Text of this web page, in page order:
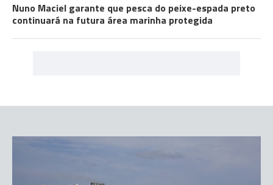
Nuno Maciel garante que pesca do peixe-espada preto
continuará na futura área marinha protegida